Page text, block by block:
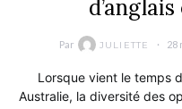
Par JULIETTE 28
Lorsque vient le temps
Australie, la diversité des